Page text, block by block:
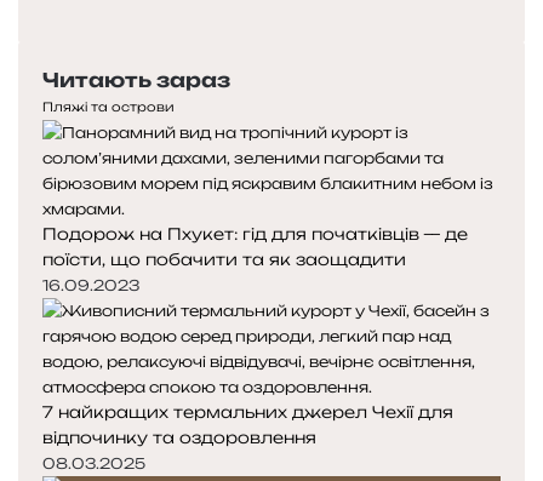
Читають зараз
Пляжі та острови
Подорож на Пхукет: гід для початківців — де
поїсти, що побачити та як заощадити
16.09.2023
7 найкращих термальних джерел Чехії для
відпочинку та оздоровлення
08.03.2025